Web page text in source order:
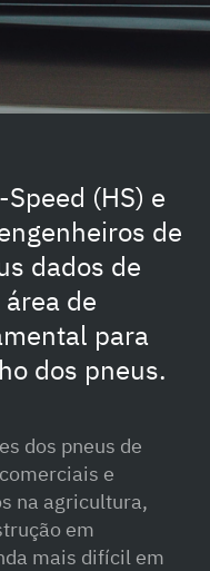
(HS) e
de
dados de
de
para
dos pneus.
dos pneus de
e
na agricultura,
em
mais difícil em